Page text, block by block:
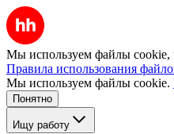
Мы используем файлы cookie,
Правила использования
Мы используем файлы cookie.
Понятно
Ищу работу